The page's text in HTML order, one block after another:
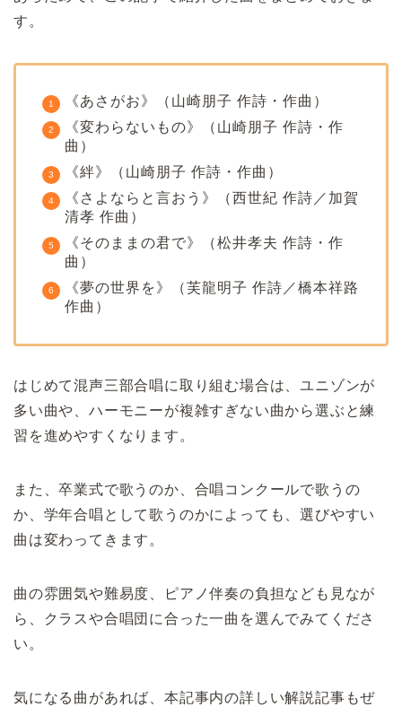
す。
《あさがお》（山崎朋子 作詩・作曲）
《変わらないもの》（山崎朋子 作詩・作
曲）
《絆》（山崎朋子 作詩・作曲）
《さよならと言おう》（西世紀 作詩／加賀
清孝 作曲）
《そのままの君で》（松井孝夫 作詩・作
曲）
《夢の世界を》（芙龍明子 作詩／橋本祥路
作曲）
はじめて混声三部合唱に取り組む場合は、ユニゾンが
多い曲や、ハーモニーが複雑すぎない曲から選ぶと練
習を進めやすくなります。
また、卒業式で歌うのか、合唱コンクールで歌うの
か、学年合唱として歌うのかによっても、選びやすい
曲は変わってきます。
曲の雰囲気や難易度、ピアノ伴奏の負担なども見なが
ら、クラスや合唱団に合った一曲を選んでみてくださ
い。
気になる曲があれば、本記事内の詳しい解説記事もぜ